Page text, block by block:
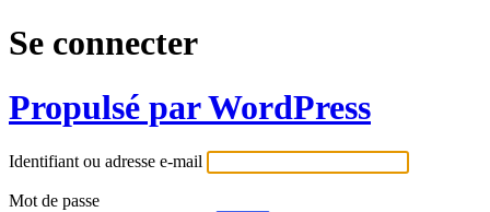
Se connecter
Propulsé par WordPress
Identifiant ou adresse e-mail
Mot de passe